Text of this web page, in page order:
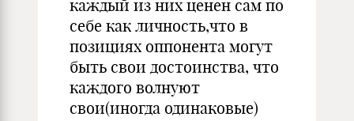
каждый из них ценен сам по
себе как личность,что в
позициях оппонента могут
быть свои достоинства, что
каждого волнуют
свои(иногда одинаковые)